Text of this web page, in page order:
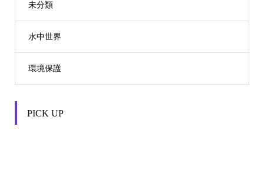
未分類
水中世界
環境保護
PICK UP